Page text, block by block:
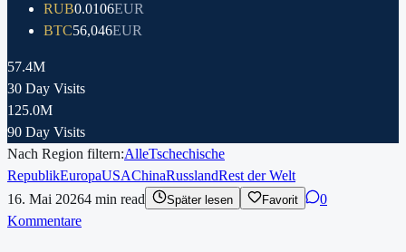
RUB0.0106EUR
BTC56,046EUR
57.4M
30 Day Visits
125.0M
90 Day Visits
Nach Region filtern:AlleTschechische
RepublikEuropaUSAChinaRusslandRest der Welt
16. Mai 20264 min read Später lesen Favorit
0
Kommentare